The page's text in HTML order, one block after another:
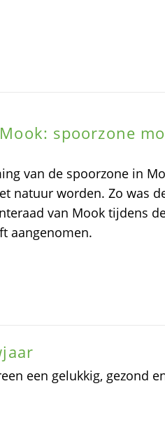
spoorzone
van de spoorzone in
natuur worden. Zo was
van Mook tijdens
aangenomen.
een gelukkig, gezond